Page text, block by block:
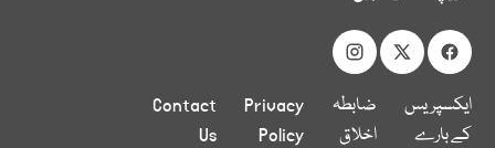
ایکسپریس
کے بارے
ضابطہ
اخلاق
Privacy
Policy
Contact
Us